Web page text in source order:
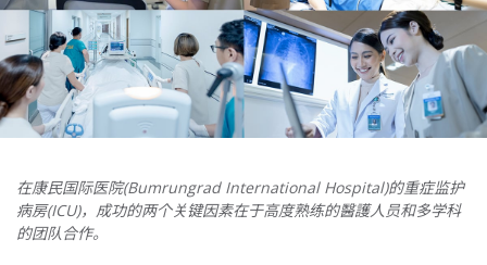
在康民国际医院(Bumrungrad International Hospital)的重症监护
病房(ICU)，成功的两个关键因素在于高度熟练的醫護人员和多学科
的团队合作。